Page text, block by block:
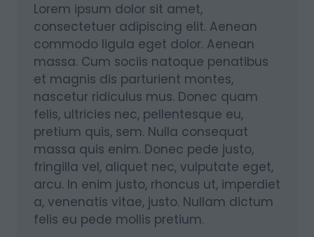
tab)
Lorem ipsum dolor sit amet,
consectetuer adipiscing elit. Aenean
commodo ligula eget dolor. Aenean
massa. Cum sociis natoque penatibus
et magnis dis parturient montes,
nascetur ridiculus mus. Donec quam
felis, ultricies nec, pellentesque eu,
pretium quis, sem. Nulla consequat
massa quis enim. Donec pede justo,
fringilla vel, aliquet nec, vulputate eget,
arcu. In enim justo, rhoncus ut, imperdiet
a, venenatis vitae, justo. Nullam dictum
felis eu pede mollis pretium.